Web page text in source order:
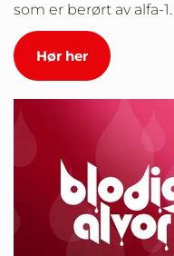
som er berørt av alfa-1.
Hør her